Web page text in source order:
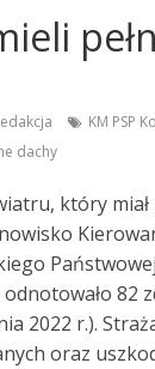
KM PSP
dachy
który miał
82
2022 r.).
oraz